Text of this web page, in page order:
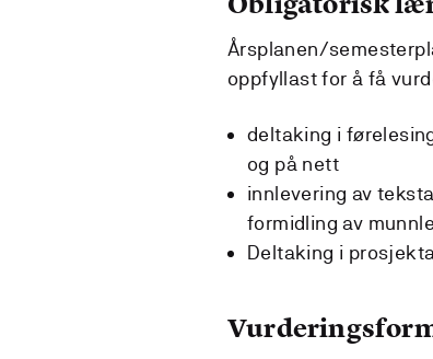
Årsplanen/
oppfyllast for å få
deltaking i
og på nett
innlevering av
formidling av
Deltaking i